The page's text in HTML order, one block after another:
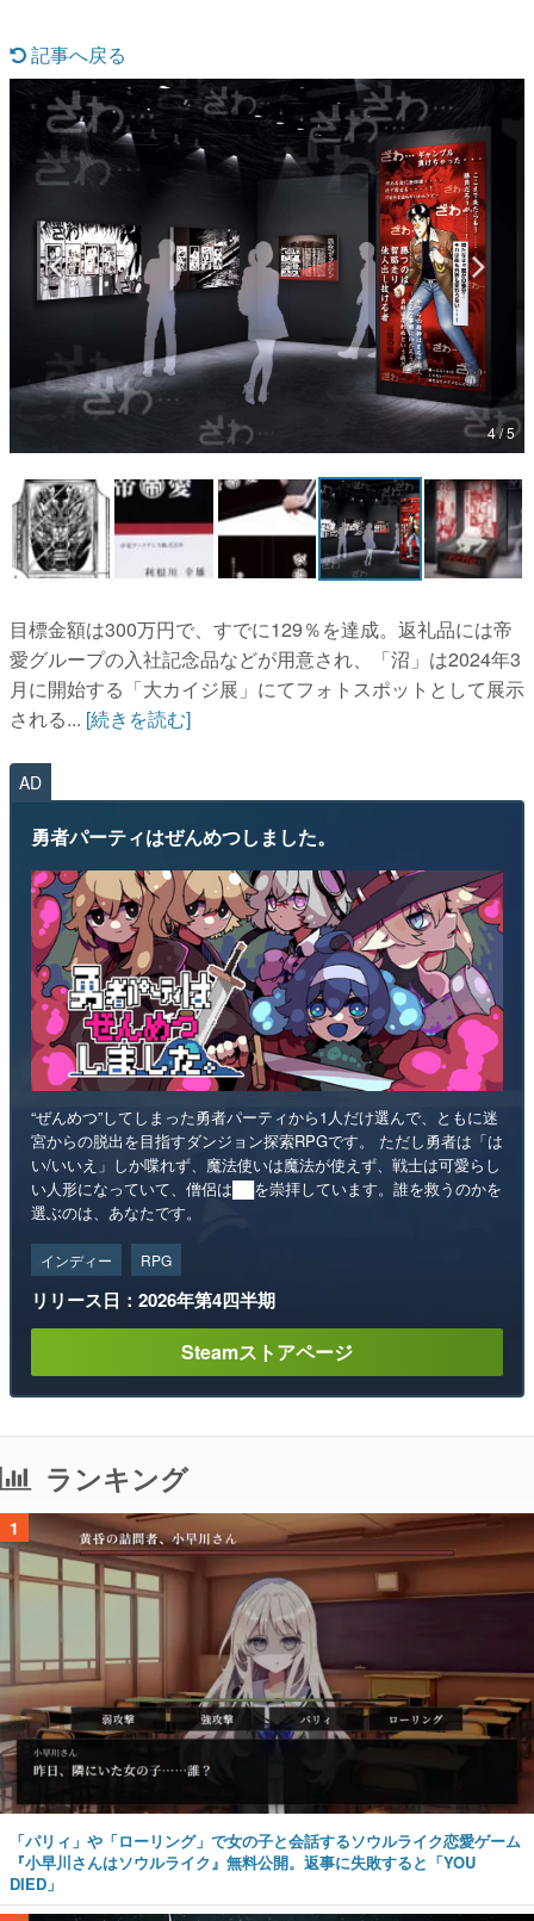
具体的な形から解き明かしていく、硬派で骨太な評論連載
です。
ゲームが変えた日本語
「経験値」「裏技」「ラスボス」… ゲームにまつわる言葉
の起源や用法の変遷を、コンピューター文化史研究家・タ
カテゴリ
女性向け
アプリレビュー
その他
電ファミニコゲーマーとは？
記事へ戻る
4 / 5
目標金額は300万円で、すでに129％を達成。返礼品には帝
愛グループの入社記念品などが用意され、「沼」は2024年3
月に開始する「大カイジ展」にてフォトスポットとして展示
される... [続きを読む]
AD
勇者パーティはぜんめつしました。
“ぜんめつ”してしまった勇者パーティから1人だけ選んで、ともに迷
宮からの脱出を目指すダンジョン探索RPGです。 ただし勇者は「は
い/いいえ」しか喋れず、魔法使いは魔法が使えず、戦士は可愛らし
い人形になっていて、僧侶は██を崇拝しています。誰を救うのかを
選ぶのは、あなたです。
インディー RPG
リリース日：2026年第4四半期
Steamストアページ
ランキング
1
「パリィ」や「ローリング」で女の子と会話するソウルライク恋愛ゲーム
『小早川さんはソウルライク』無料公開。返事に失敗すると「YOU
DIED」